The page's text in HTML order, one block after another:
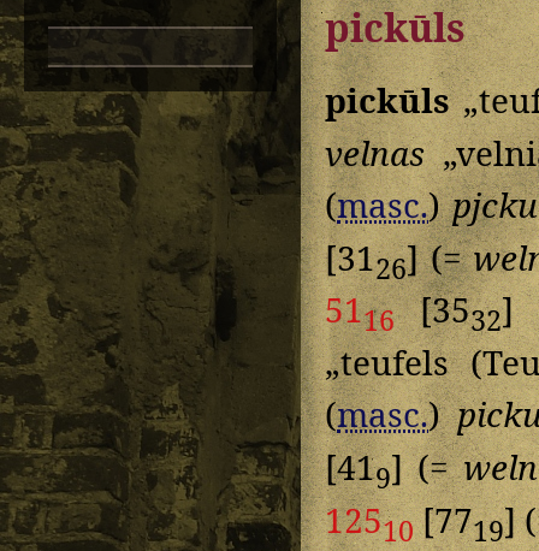
pickūls
pickūls
velnas
(masc.)
[3126] (=
5116[3532]
„teufels
(masc.)
[419] (=
12510[7719]